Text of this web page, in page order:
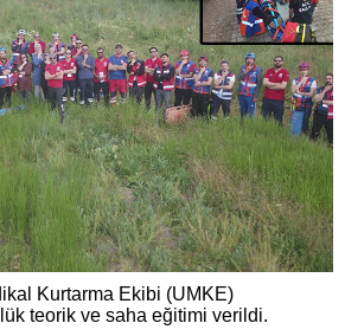
Kurtarma Ekibi (UMKE)
teorik ve saha eğitimi verildi.